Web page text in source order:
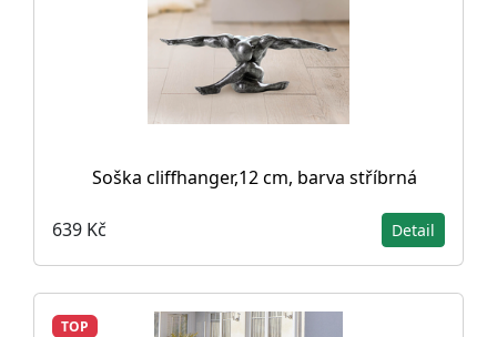
Soška cliffhanger,12 cm, barva stříbrná
639 Kč Detail
TOP